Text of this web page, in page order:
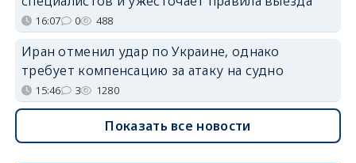
16:07 0 488
Иран отменил удар по Украине, однако
требует компенсацию за атаку на судно
15:46 3 1280
Показать все новости